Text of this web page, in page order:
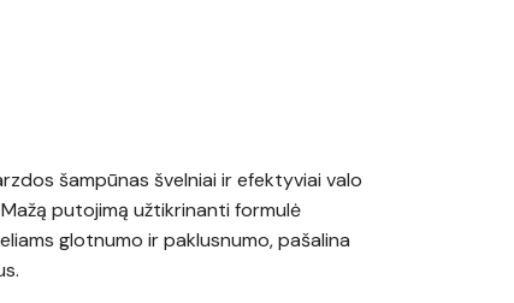
šampūnas švelniai ir efektyviai valo
putojimą užtikrinanti formulė
glotnumo ir paklusnumo, pašalina